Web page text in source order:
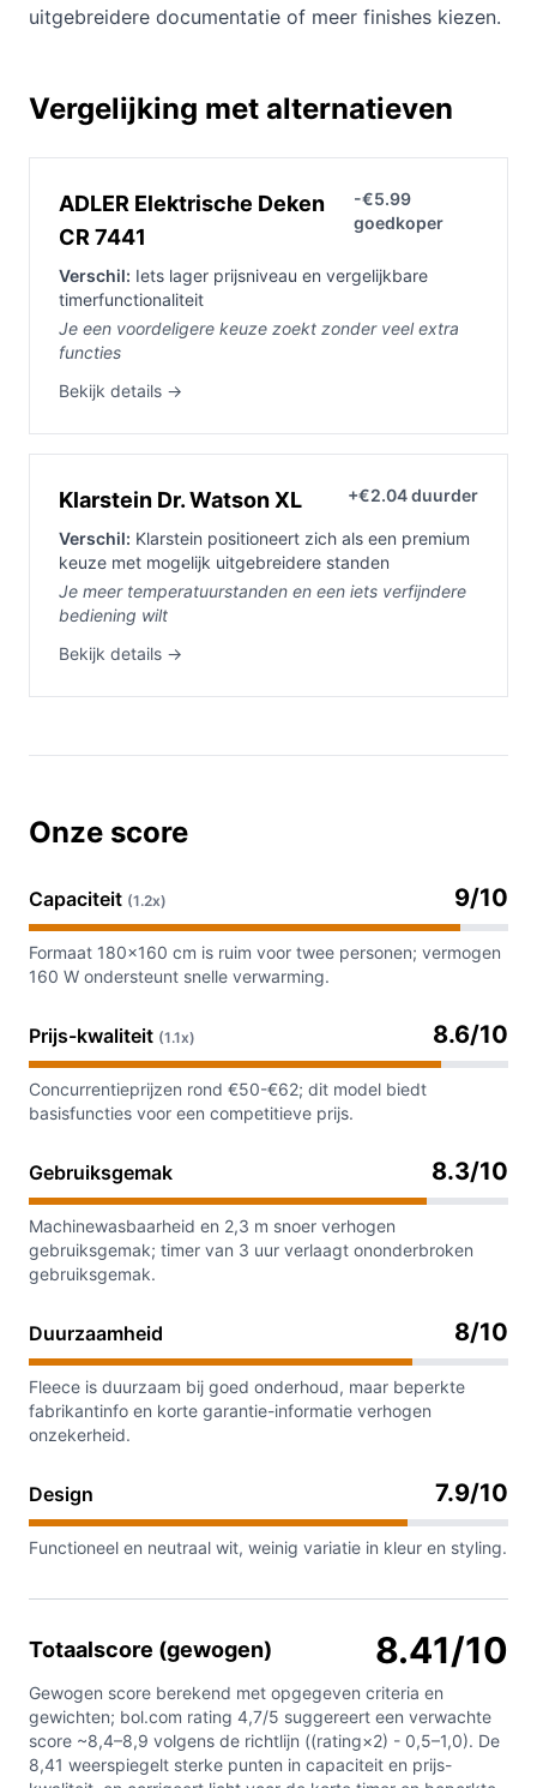
uitgebreidere documentatie of meer finishes kiezen.
Vergelijking met alternatieven
ADLER Elektrische Deken
CR 7441
-€5.99
goedkoper
Verschil: Iets lager prijsniveau en vergelijkbare
timerfunctionaliteit
Je een voordeligere keuze zoekt zonder veel extra
functies
Bekijk details →
Klarstein Dr. Watson XL +€2.04 duurder
Verschil: Klarstein positioneert zich als een premium
keuze met mogelijk uitgebreidere standen
Je meer temperatuurstanden en een iets verfijndere
bediening wilt
Bekijk details →
Onze score
Capaciteit (1.2x) 9/10
Formaat 180×160 cm is ruim voor twee personen; vermogen
160 W ondersteunt snelle verwarming.
Prijs-kwaliteit (1.1x) 8.6/10
Concurrentieprijzen rond €50-€62; dit model biedt
basisfuncties voor een competitieve prijs.
Gebruiksgemak 8.3/10
Machinewasbaarheid en 2,3 m snoer verhogen
gebruiksgemak; timer van 3 uur verlaagt ononderbroken
gebruiksgemak.
Duurzaamheid 8/10
Fleece is duurzaam bij goed onderhoud, maar beperkte
fabrikantinfo en korte garantie-informatie verhogen
onzekerheid.
Design 7.9/10
Functioneel en neutraal wit, weinig variatie in kleur en styling.
Totaalscore (gewogen) 8.41/10
Gewogen score berekend met opgegeven criteria en
gewichten; bol.com rating 4,7/5 suggereert een verwachte
score ~8,4–8,9 volgens de richtlijn ((rating×2) - 0,5–1,0). De
8,41 weerspiegelt sterke punten in capaciteit en prijs-